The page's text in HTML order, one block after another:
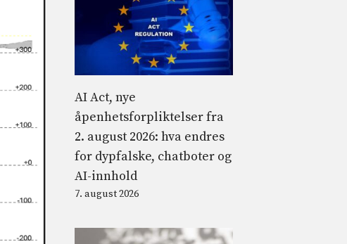
AI Act, nye
åpenhetsforpliktelser fra
2. august 2026: hva endres
for dypfalske, chatboter og
AI-innhold
7. august 2026